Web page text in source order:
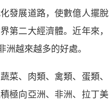
發展道路，使數億人擺脫
第二大經濟體。近年來，
越來越多的好處。
、肉類、禽類、蛋類、
極向亞洲、非洲、拉丁美